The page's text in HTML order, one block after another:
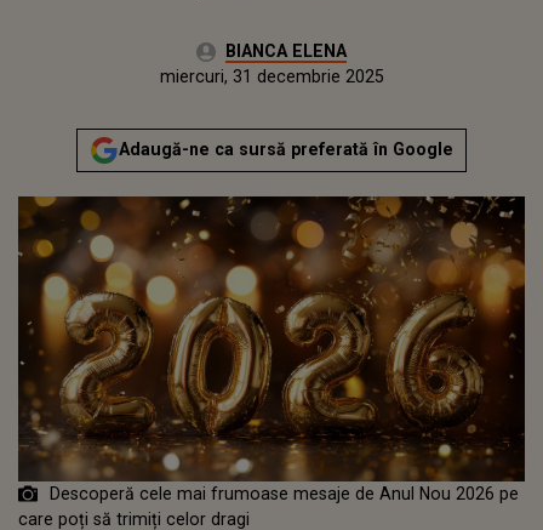
Autor:BIANCA ELENA
Publicat:
miercuri, 31 decembrie 2025
Adaugă-ne ca sursă preferată în Google
Descoperă cele mai frumoase mesaje de Anul Nou 2026 pe
care poți să trimiți celor dragi